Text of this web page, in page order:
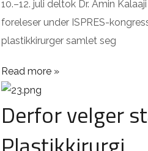
10.–12. juli deltok Dr. Amin
foreleser under ISPRES-
plastikkirurger samlet seg
Read more »
Derfor velger